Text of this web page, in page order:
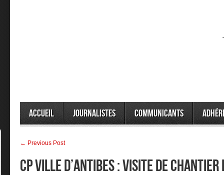
Accueil Journalistes Communicants
← Previous Post
CP Ville d’Antibes : Visite de